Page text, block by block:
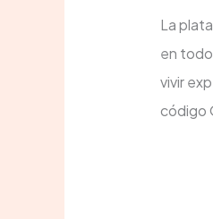
La
en
vivir
código